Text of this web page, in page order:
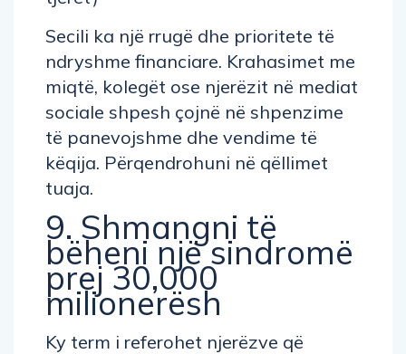
Secili ka një rrugë dhe prioritete të
ndryshme financiare. Krahasimet me
miqtë, kolegët ose njerëzit në mediat
sociale shpesh çojnë në shpenzime
të panevojshme dhe vendime të
këqija. Përqendrohuni në qëllimet
tuaja.
9. Shmangni të
bëheni një sindromë
prej 30,000
milionerësh
Ky term i referohet njerëzve që